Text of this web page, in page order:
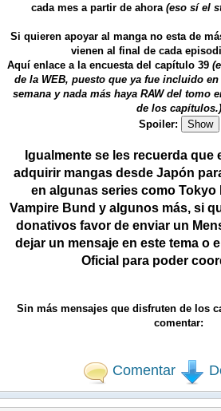
cada mes a partir de ahora (eso sí el
Si quieren apoyar al manga no esta de
vienen al final de cada
Aquí enlace a la encuesta del capítulo 39
de la WEB, puesto que ya fue incluido
semana y nada más haya RAW del tomo
de los capítulos.)
Spoiler:
Show
Igualmente se les recuerda que
adquirir mangas desde Japón
en algunas series como Tokyo
Vampire Bund y algunos más, si
donativos favor de enviar un
dejar un mensaje en este tema o
Oficial para poder
Sin más mensajes que disfruten de los
comentar:
Comentar